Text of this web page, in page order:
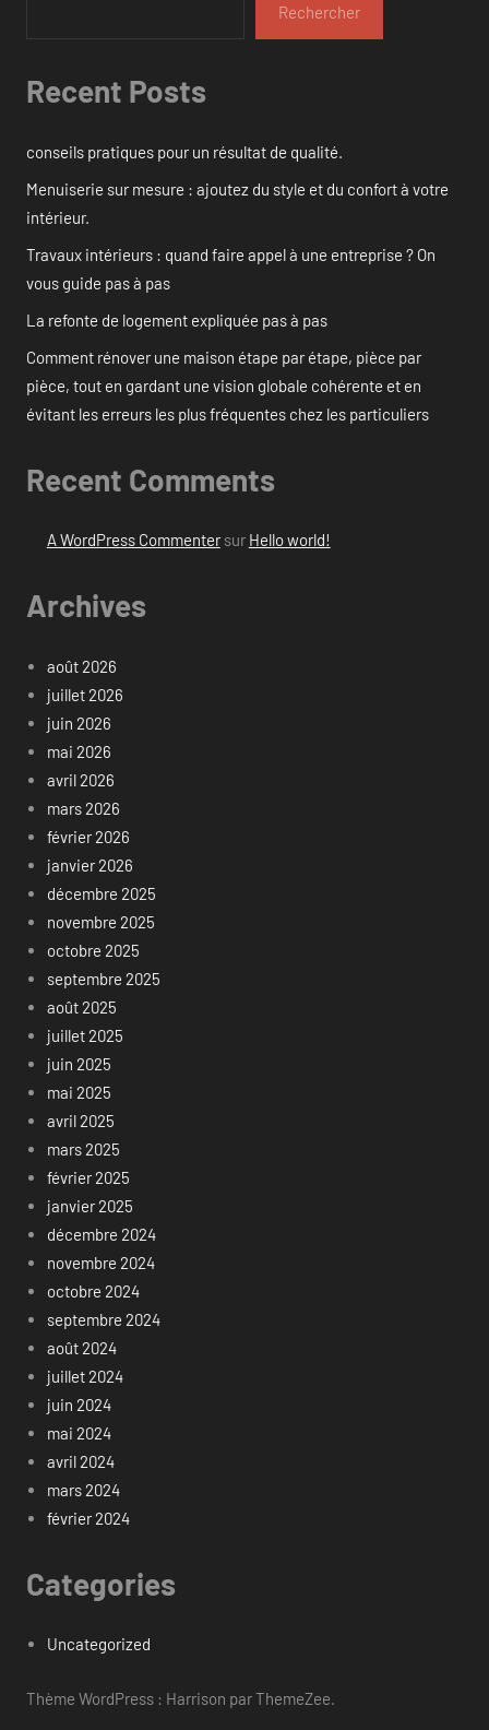
Rechercher
Recent Posts
conseils pratiques pour un résultat de qualité.
Menuiserie sur mesure : ajoutez du style et du confort à votre
intérieur.
Travaux intérieurs : quand faire appel à une entreprise ? On
vous guide pas à pas
La refonte de logement expliquée pas à pas
Comment rénover une maison étape par étape, pièce par
pièce, tout en gardant une vision globale cohérente et en
évitant les erreurs les plus fréquentes chez les particuliers
Recent Comments
A WordPress Commentersur Hello world!
Archives
août 2026
juillet 2026
juin 2026
mai 2026
avril 2026
mars 2026
février 2026
janvier 2026
décembre 2025
novembre 2025
octobre 2025
septembre 2025
août 2025
juillet 2025
juin 2025
mai 2025
avril 2025
mars 2025
février 2025
janvier 2025
décembre 2024
novembre 2024
octobre 2024
septembre 2024
août 2024
juillet 2024
juin 2024
mai 2024
avril 2024
mars 2024
février 2024
Categories
Uncategorized
Thème WordPress : Harrison par ThemeZee.